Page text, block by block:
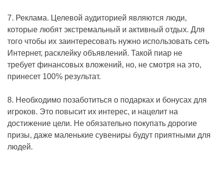
7. Реклама. Целевой аудиторией являются люди,
которые любят экстремальный и активный отдых. Для
того чтобы их заинтересовать нужно использовать сеть
Интернет, расклейку объявлений. Такой пиар не
требует финансовых вложений, но, не смотря на это,
принесет 100% результат.
8. Необходимо позаботиться о подарках и бонусах для
игроков. Это повысит их интерес, и нацелит на
достижение цели. Не обязательно покупать дорогие
призы, даже маленькие сувениры будут приятными для
людей.